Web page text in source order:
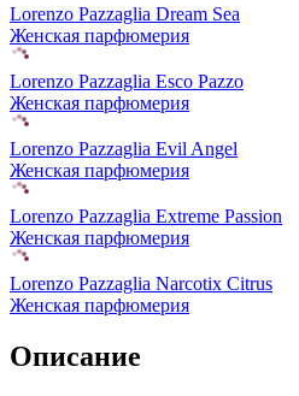
Lorenzo Pazzaglia Dream Sea
Женская парфюмерия
Lorenzo Pazzaglia Esco Pazzo
Женская парфюмерия
Lorenzo Pazzaglia Evil Angel
Женская парфюмерия
Lorenzo Pazzaglia Extreme Passion
Женская парфюмерия
Lorenzo Pazzaglia Narcotix Citrus
Женская парфюмерия
Описание